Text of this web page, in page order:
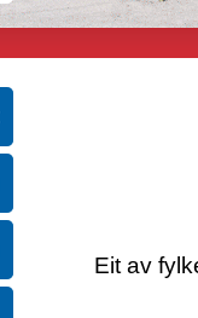
Eit av